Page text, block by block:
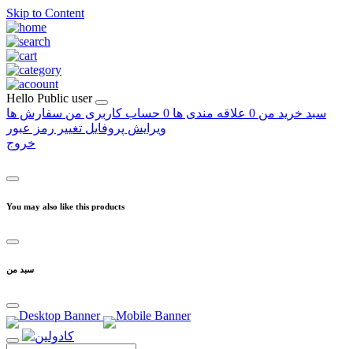
Skip to Content
Hello Public user
سبد خرید من 0 علاقه مندی ها 0 حساب کاربری من سفارش ها
ویرایش پروفایل تغییر رمز عبور
خروج
You may also like this products
سبد من